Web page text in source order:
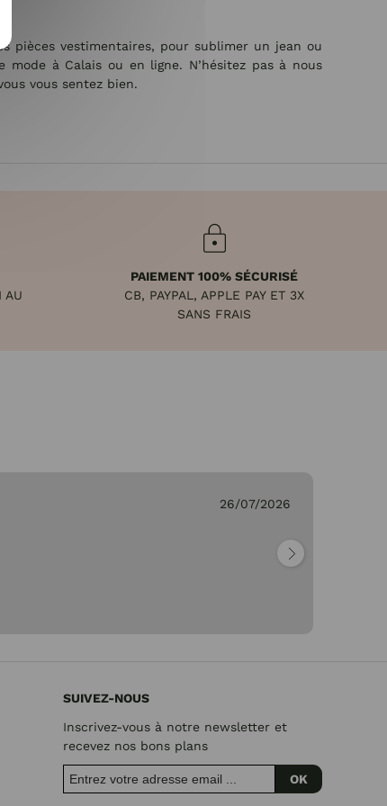
pièces vestimentaires, pour sublimer un jean ou
à Calais ou en ligne. N’hésitez pas à nous
vous sentez bien.
AU
PAIEMENT 100% SÉCURISÉ
CB, PAYPAL, APPLE PAY ET 3X
SANS FRAIS
26/07/2026
SUIVEZ-NOUS
Inscrivez-vous à notre newsletter et
recevez nos bons plans
OK